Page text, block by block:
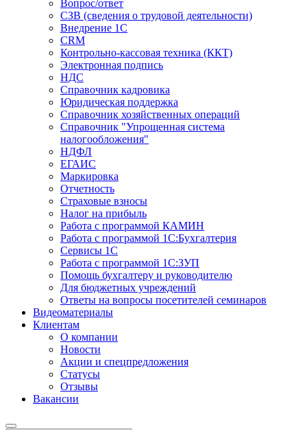
Вопрос/ответ
СЗВ (сведения о трудовой деятельности)
Внедрение 1С
CRM
Контрольно-кассовая техника (ККТ)
Электронная подпись
НДС
Справочник кадровика
Юридическая поддержка
Справочник хозяйственных операций
Справочник "Упрощенная система
налогообложения"
НДФЛ
ЕГАИС
Маркировка
Отчетность
Страховые взносы
Налог на прибыль
Работа с программой КАМИН
Работа с программой 1С:Бухгалтерия
Сервисы 1С
Работа с программой 1С:ЗУП
Помощь бухгалтеру и руководителю
Для бюджетных учреждений
Ответы на вопросы посетителей семинаров
Видеоматериалы
Клиентам
О компании
Новости
Акции и спецпредложения
Статусы
Отзывы
Вакансии